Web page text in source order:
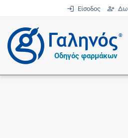
Είσοδος
®
Οδηγός φαρμάκων